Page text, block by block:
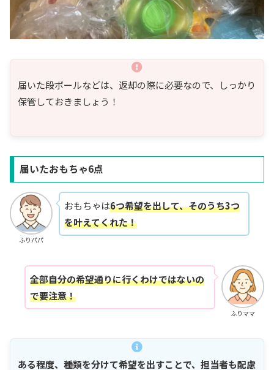
届いた段ボールなどは、返却の際に必要なので、しっかり
保管しておきましょう！
届いたおもちゃ6点
ふりパパ
おもちゃは6つ希望を出して、そのうち3つ
を叶えてくれた！
ふりママ
全部自分の希望通りに行くわけではないの
で要注意！
ある程度、種類を分けて希望を出すことで、担当者も配慮